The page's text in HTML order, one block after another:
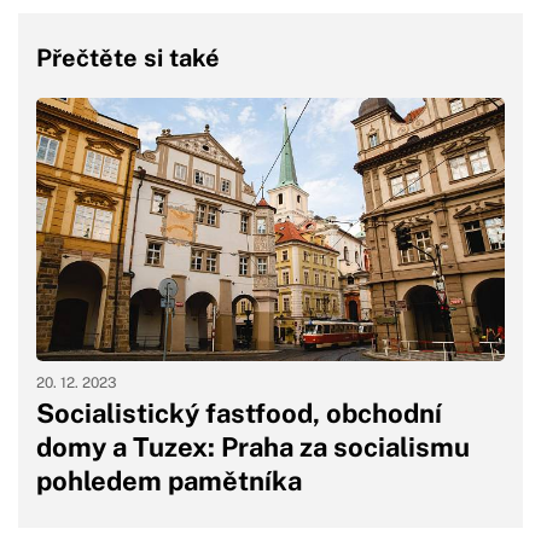
Přečtěte si také
Socialistický fastfood, obchodní
domy a Tuzex: Praha za socialismu
pohledem pamětníka
20. 12. 2023